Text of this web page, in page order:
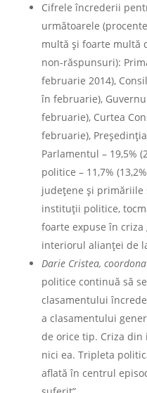
Cifrele încrederii
următoarele
multă şi foarte multă
non-răspunsuri):
februarie 2014),
în februarie),
februarie), Curtea
februarie),
Parlamentul – 19,5%
politice – 11,7%
județene și primăriile
instituții politice,
foarte expuse în
interiorul alianței de
Darie Cristea,
politice continuă să
clasamentului
a clasamentului
de orice tip. Criza
nici ea. Tripleta
aflată în centrul